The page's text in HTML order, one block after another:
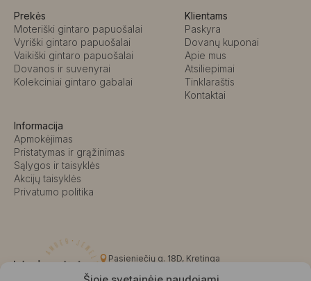
Prekės
Moteriški gintaro papuošalai
Vyriški gintaro papuošalai
Vaikiški gintaro papuošalai
Dovanos ir suvenyrai
Kolekciniai gintaro gabalai
Klientams
Paskyra
Dovanų kuponai
Apie mus
Atsiliepimai
Tinklaraštis
Kontaktai
Informacija
Apmokėjimas
Pristatymas ir grąžinimas
Sąlygos ir taisyklės
Akcijų taisyklės
Privatumo politika
Pasieniečių g. 18D, Kretinga